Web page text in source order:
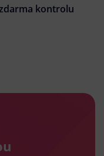
kontrolu